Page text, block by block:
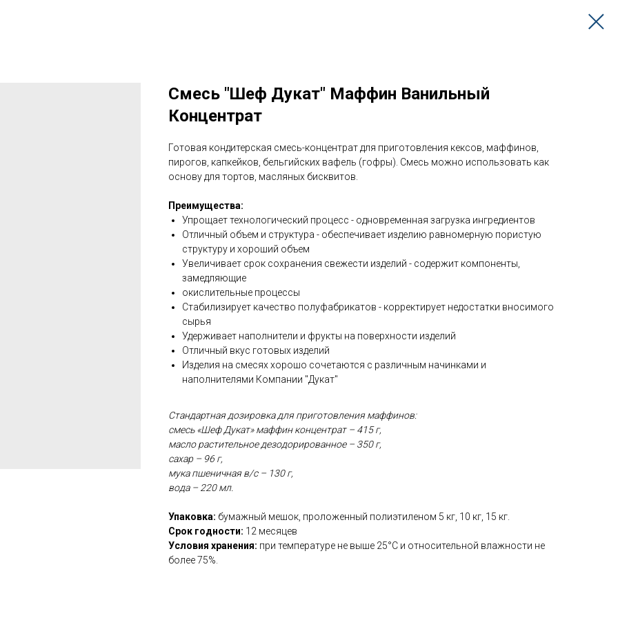
Смесь "Шеф Дукат" Маффин Ванильный
Концентрат
Готовая кондитерская смесь-концентрат для приготовления кексов, маффинов,
пирогов, капкейков, бельгийских вафель (гофры). Смесь можно использовать как
основу для тортов, масляных бисквитов.
Преимущества:
Упрощает технологический процесс - одновременная загрузка ингредиентов
Отличный объем и структура - обеспечивает изделию равномерную пористую
структуру и хороший объем
Увеличивает срок сохранения свежести изделий - содержит компоненты,
замедляющие
окислительные процессы
Стабилизирует качество полуфабрикатов - корректирует недостатки вносимого
сырья
Удерживает наполнители и фрукты на поверхности изделий
Отличный вкус готовых изделий
Изделия на смесях хорошо сочетаются с различным начинками и
наполнителями Компании "Дукат"
Стандартная дозировка для приготовления маффинов:
смесь «Шеф Дукат» маффин концентрат – 415 г,
масло растительное дезодорированное – 350 г,
сахар – 96 г,
мука пшеничная в/с – 130 г,
вода – 220 мл.
Упаковка: бумажный мешок, проложенный полиэтиленом 5 кг, 10 кг, 15 кг.
Срок годности: 12 месяцев
Условия хранения: при температуре не выше 25°С и относительной влажности не
более 75%.